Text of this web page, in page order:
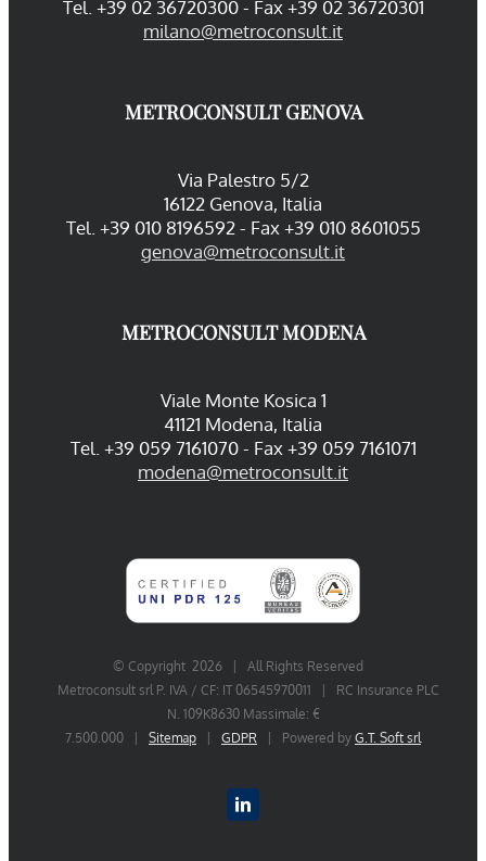
Tel. +39 02 36720300 - Fax +39 02 36720301
milano@metroconsult.it
METROCONSULT GENOVA
Via Palestro 5/2
16122 Genova, Italia
Tel. +39 010 8196592 - Fax +39 010 8601055
genova@metroconsult.it
METROCONSULT MODENA
Viale Monte Kosica 1
41121 Modena, Italia
Tel. +39 059 7161070 - Fax +39 059 7161071
modena@metroconsult.it
© Copyright 2026 | All Rights Reserved
Metroconsult srl P. IVA / CF: IT 06545970011 | RC Insurance PLC
N. 109K8630 Massimale: €
7.500.000 | Sitemap GDPR | Powered by G.T. Soft srl
LinkedIn